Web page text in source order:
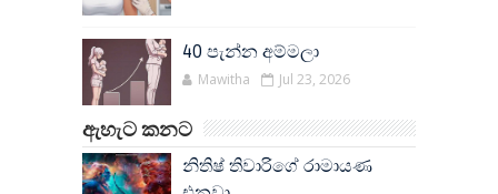
40 පැන්න අම්මලා
Mawitha Jul 23, 2026
ඇහැට කනට
නිතිෂ් තිවාරිගේ රාමායණ